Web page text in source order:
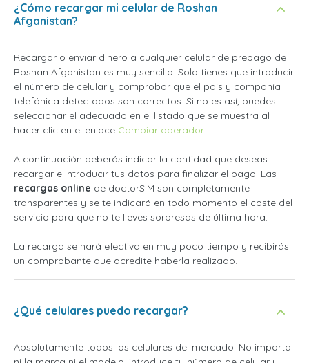
¿Cómo recargar mi celular de Roshan
Afganistan?
Recargar o enviar dinero a cualquier celular de prepago de
Roshan Afganistan es muy sencillo. Solo tienes que introducir
el número de celular y comprobar que el país y compañía
telefónica detectados son correctos. Si no es así, puedes
seleccionar el adecuado en el listado que se muestra al
hacer clic en el enlace Cambiar operador.
A continuación deberás indicar la cantidad que deseas
recargar e introducir tus datos para finalizar el pago. Las
recargas online de doctorSIM son completamente
transparentes y se te indicará en todo momento el coste del
servicio para que no te lleves sorpresas de última hora.
La recarga se hará efectiva en muy poco tiempo y recibirás
un comprobante que acredite haberla realizado.
¿Qué celulares puedo recargar?
Absolutamente todos los celulares del mercado. No importa